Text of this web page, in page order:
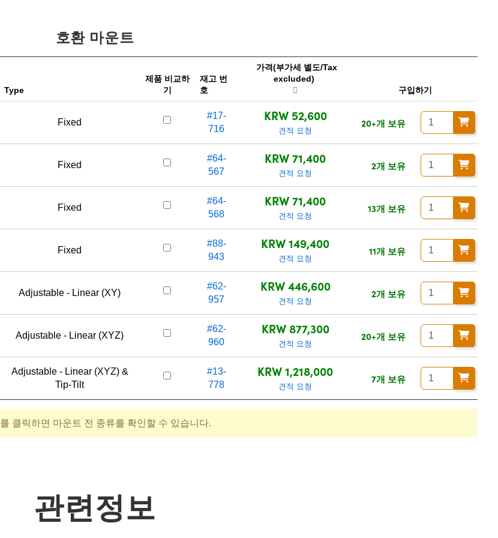
호환 마운트
Type
제품 비교하
기
재고 번
호
가격(부가세 별도/Tax
excluded)
구입하기
Fixed
#17-
716
KRW 52,600
견적 요청
20+개 보유
Fixed
#64-
567
KRW 71,400
견적 요청
2개 보유
Fixed
#64-
568
KRW 71,400
견적 요청
13개 보유
Fixed
#88-
943
KRW 149,400
견적 요청
11개 보유
Adjustable - Linear (XY)
#62-
957
KRW 446,600
견적 요청
2개 보유
Adjustable - Linear (XYZ)
#62-
960
KRW 877,300
견적 요청
20+개 보유
Adjustable - Linear (XYZ) &
Tip-Tilt
#13-
778
KRW 1,218,000
견적 요청
7개 보유
를 클릭하면 마운트 전 종류를 확인할 수 있습니다.
관련정보